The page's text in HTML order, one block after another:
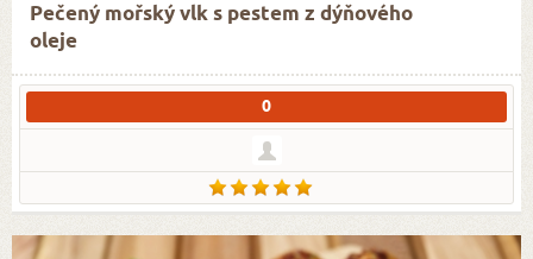
Pečený mořský vlk s pestem z dýňového
oleje
0